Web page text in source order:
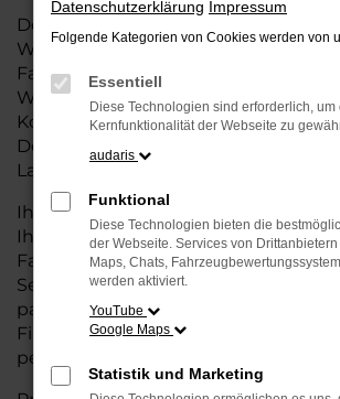
Der Škoda Kodiaq ist die perfekte
Weyhe, die ein zuverlässiges und
Fahrzeug suchen. Ob für den
Wochenendausflüge oder lange
Kodiaq bietet Komfort, Effizienz und
Design, das sowohl in der Stadt als
Land glänzt.
Ihr Škoda Autohaus in der Nähe von
Ihnen neben einer breiten Auswahl
Fahrzeugen auch umfassende
Service. Wir unterstützen Sie bei der
passenden Modells und bieten
Finanzierungslösungen sowie
perfekt zu Ihrem Budget und Bedarf
Datenschutzerklärung Impressum
Folgende Kategorien von Cookies werden von
Essentiell
Diese Technologien sind erforderlich, um
Kernfunktionalität der Webseite zu
audaris
Funktional
Diese Technologien bieten die
der Webseite. Services von
Maps, Chats,
werden aktiviert.
YouTube
Google Maps
Statistik und Marketing